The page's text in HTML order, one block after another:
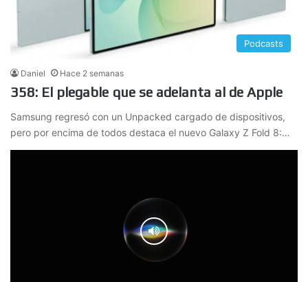
Podcasts
Daniel Hace 2 semanas
358: El plegable que se adelanta al de Apple
Samsung regresó con un Unpacked cargado de dispositivos,
pero por encima de todos destaca el nuevo Galaxy Z Fold 8:…